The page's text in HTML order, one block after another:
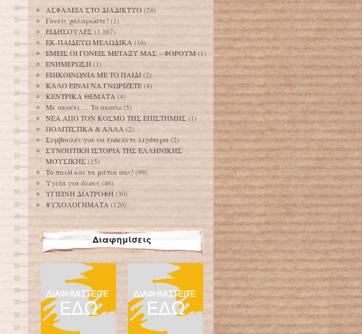
ΑΣΦΑΛΕΙΑ ΣΤΟ ΔΙΑΔΙΚΤΥΟ(24)
Γονείς χαλαρώστε! (1)
ΕΙΔΗΣΟΥΛΕΣ(1.167)
ΕΚ-ΠΑΙΔΕΥΩ ΜΕΛΩΔΙΚΑ (16)
ΕΜΕΙΣ ΟΙ ΓΟΝΕΙΣ ΜΕΤΑΞΥ ΜΑΣ – ΦΟΡΟΥΜ (1)
ΕΝΗΜΕΡΩΣΗ(1)
ΕΠΙΚΟΙΝΩΝΙΑ ΜΕ ΤΟ ΠΑΙΔΙ(2)
ΚΑΛΟ ΕΙΝΑΙ ΝΑ ΓΝΩΡΙΖΕΤΕ(4)
ΚΕΝΤΡΙΚΑ ΘΕΜΑΤΑ (4)
Με ακούει … Το ακούω(5)
ΝΕΑ ΑΠΟ ΤΟΝ ΚΟΣΜΟ ΤΗΣ ΕΠΙΣΤΗΜΗΣ(1)
ΠΟΛΙΤΙΣΤΙΚΑ & ΑΛΛΑ (2)
Συμβουλές για να ξοδεύετε λιγότερα (2)
ΣΥΝΟΠΤΙΚΗ ΙΣΤΟΡΙΑ ΤΗΣ ΕΛΛΗΝΙΚΗΣ
ΜΟΥΣΙΚΗΣ(15)
Το παιδί και τα μάτια σας! (99)
Υγεία για όλους(46)
ΥΓΙΕΙΝΗ ΔΙΑΤΡΟΦΗ (30)
ΨΥΧΟΛΟΓΗΜΑΤΑ (120)
Διαφημίσεις